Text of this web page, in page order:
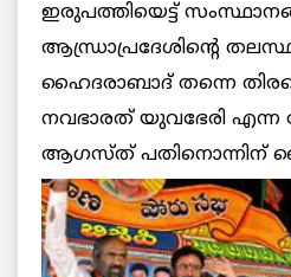
ഇരുപത്തിയെട്ട്
ആന്ധ്രാപ്രദേശിന്റെ
ഹൈദരാബാദ് തന്നെ
നവഭാരത് യുവഭേരി എന്ന
ആഗസ്ത് പതിനൊന്നിന്